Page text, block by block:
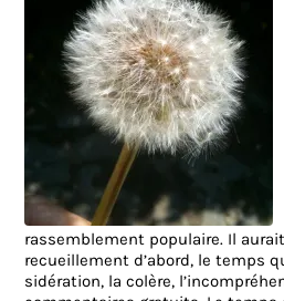
rassemblement populaire. Il
recueillement d’abord, le temps
sidération, la colère,